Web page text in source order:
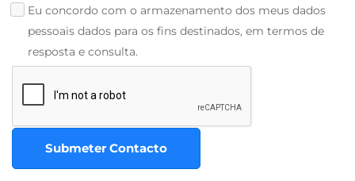
Eu concordo com o armazenamento dos meus dados
pessoais dados para os fins destinados, em termos de
resposta e consulta.
Submeter Contacto